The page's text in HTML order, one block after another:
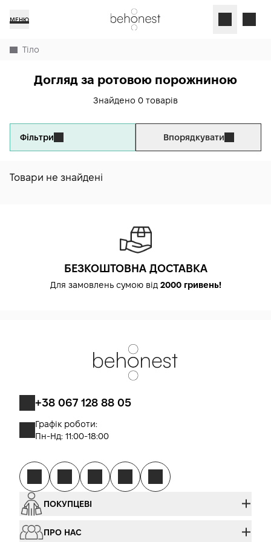
МЕНЮ
Тіло
Догляд за ротовою порожниною
Знайдено 0 товарів
Фільтри Впорядкувати
Товари не знайдені
БЕЗКОШТОВНА ДОСТАВКА
Для замовлень сумою від 2000 гривень!
+38 067 128 88 05
Графік роботи:
Пн-Нд: 11:00-18:00
ПОКУПЦЕВІ
ПРО НАС